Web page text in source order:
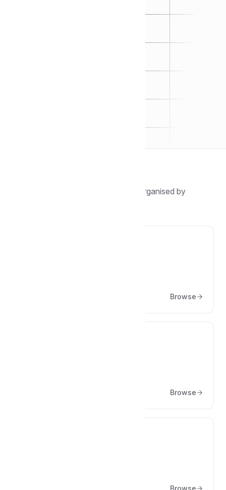
Find guides, tutorials, and answers organised by
Browse
Browse
Browse